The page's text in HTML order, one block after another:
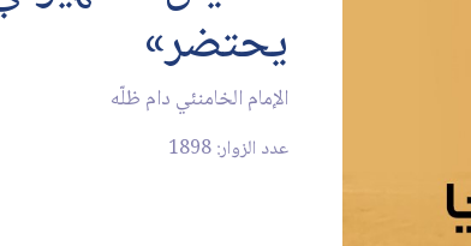
يحتضر»
الإمام الخامنئي دام ظلّه
عدد الزوار: 1898